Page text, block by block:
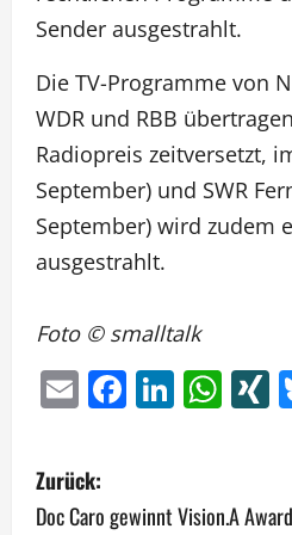
Sender ausgestrahlt.
Die TV-Programme von
WDR und RBB
Radiopreis zeitversetzt,
September) und SWR
September) wird zudem
ausgestrahlt.
Foto © smalltalk
Email
B
e
Zurück:
Doc Caro gewinnt Vision.A